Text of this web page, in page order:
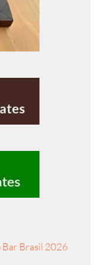
Bar Brasil 2026